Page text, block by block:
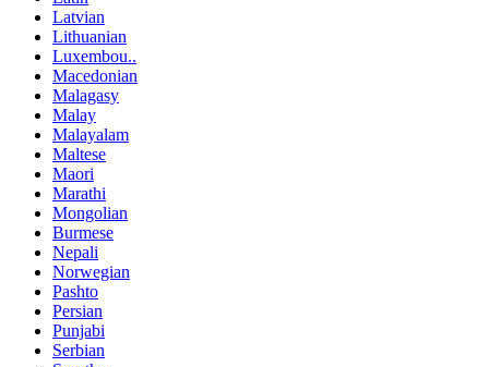
Latvian
Lithuanian
Luxembou..
Macedonian
Malagasy
Malay
Malayalam
Maltese
Maori
Marathi
Mongolian
Burmese
Nepali
Norwegian
Pashto
Persian
Punjabi
Serbian